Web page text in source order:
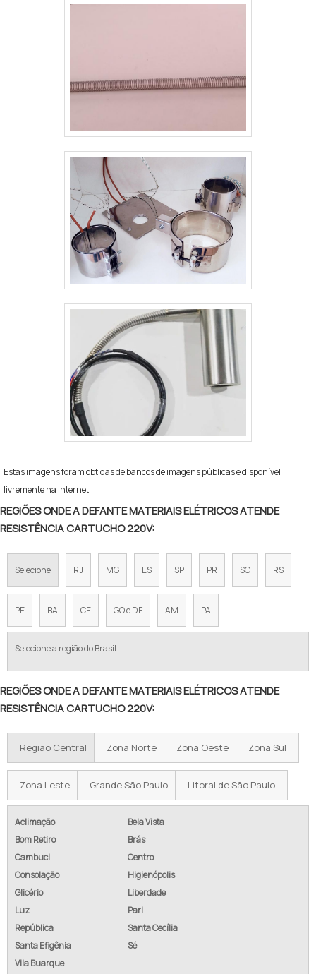
Estas imagens foram obtidas de bancos de imagens públicas e disponível
livremente na internet
REGIÕES ONDE A DEFANTE MATERIAIS ELÉTRICOS ATENDE
RESISTÊNCIA CARTUCHO 220V:
Selecione RJ MG ES SP PR SC RS
PE BA CE GO e DF AM PA
Selecione a região do Brasil
REGIÕES ONDE A DEFANTE MATERIAIS ELÉTRICOS ATENDE
RESISTÊNCIA CARTUCHO 220V:
Região Central Zona Norte Zona Oeste Zona Sul
Zona Leste Grande São Paulo Litoral de São Paulo
Aclimação
Bela Vista
Bom Retiro
Brás
Cambuci
Centro
Consolação
Higienópolis
Glicério
Liberdade
Luz
Pari
República
Santa Cecília
Santa Efigênia
Sé
Vila Buarque